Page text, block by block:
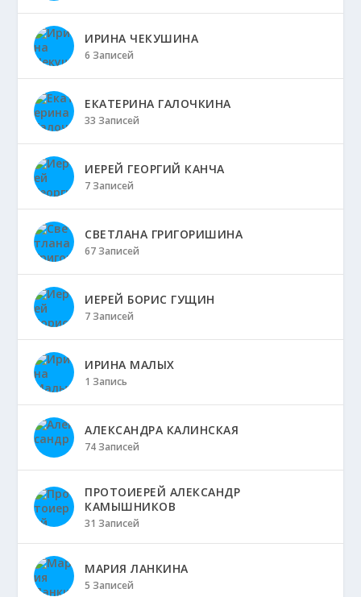
ИРИНА ЧЕКУШИНА
6 Записей
ЕКАТЕРИНА ГАЛОЧКИНА
33 Записей
ИЕРЕЙ ГЕОРГИЙ КАНЧА
7 Записей
СВЕТЛАНА ГРИГОРИШИНА
67 Записей
ИЕРЕЙ БОРИС ГУЩИН
7 Записей
ИРИНА МАЛЫХ
1 Запись
АЛЕКСАНДРА КАЛИНСКАЯ
74 Записей
ПРОТОИЕРЕЙ АЛЕКСАНДР
КАМЫШНИКОВ
31 Записей
МАРИЯ ЛАНКИНА
5 Записей